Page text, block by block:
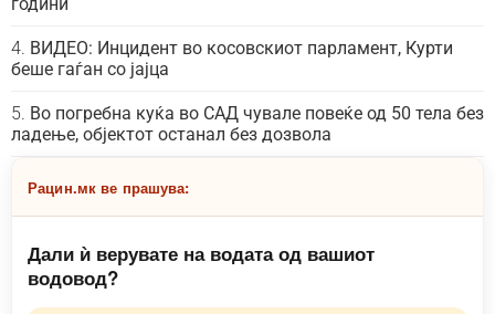
ВИДЕО: Инцидент во косовскиот парламент, Курти
беше гаѓан со јајца
Во погребна куќа во САД чувале повеќе од 50 тела без
ладење, објектот останал без дозвола
Рацин.мк ве прашува:
Дали ѝ верувате на водата од вашиот
водовод?